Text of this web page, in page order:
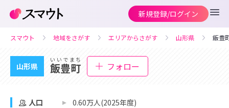
新規登録/ログイン
スマウト 地域をさがす エリアからさがす 山形県 飯豊
山形県
いいでまち
飯豊町 フォロー
人口 0.60万人(2025年度)